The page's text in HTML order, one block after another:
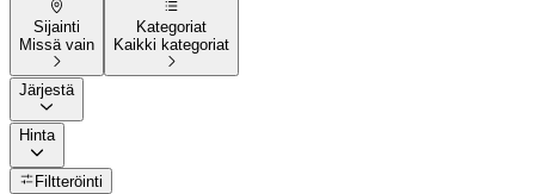
Sijainti
Missä vain
Kategoriat
Kaikki kategoriat
Järjestä
Hinta
Filtteröinti